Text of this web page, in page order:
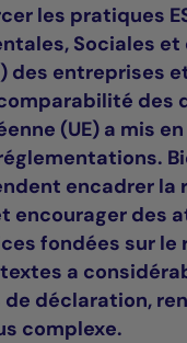
les pratiques
Sociales et
des entreprises
des
(UE) a mis
encadrer la
encourager des
fondées sur le
a
de déclaration,
complexe.